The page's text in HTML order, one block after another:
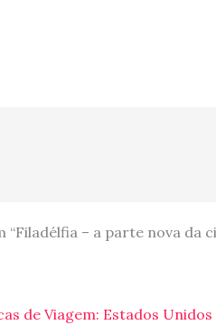
“Filadélfia – a parte nova da
de Viagem: Estados Unidos